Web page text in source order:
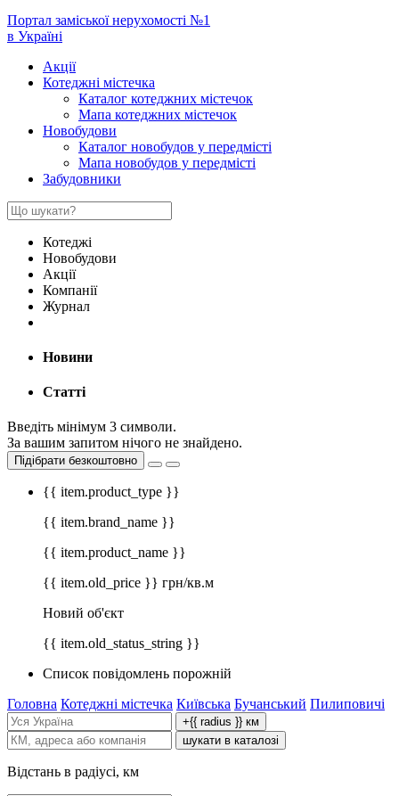
Портал заміської нерухомості №1
в Україні
Акції
Котеджні містечка
Каталог котеджних містечок
Мапа котеджних містечок
Новобудови
Каталог новобудов у передмісті
Мапа новобудов у передмісті
Забудовники
Котеджі
Новобудови
Акції
Компанії
Журнал
Новини
Статті
Введіть мінімум 3 символи.
За вашим запитом нічого не знайдено.
Підібрати безкоштовно
{{ item.product_type }}
{{ item.brand_name }}
{{ item.product_name }}
{{ item.old_price }} грн/кв.м
Новий об'єкт
{{ item.old_status_string }}
Список повідомлень порожній
Головна Котеджні містечка Київська Бучанський Пилиповичі
+{{ radius }} км
шукати в каталозі
Відстань в радіусі, км